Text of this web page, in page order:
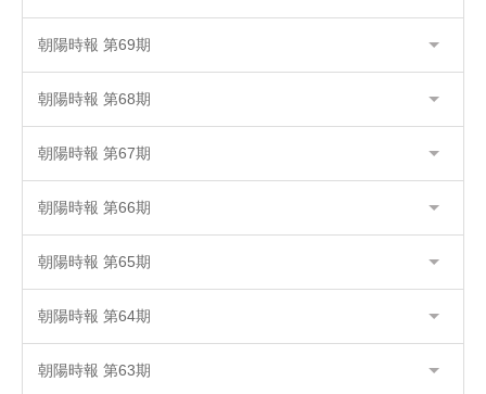
朝陽時報 第69期
朝陽時報 第68期
朝陽時報 第67期
朝陽時報 第66期
朝陽時報 第65期
朝陽時報 第64期
朝陽時報 第63期